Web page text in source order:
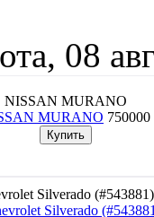
08
NISSAN MURANO
750000
Silverado (#543881)